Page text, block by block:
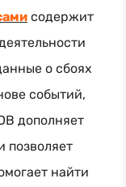
содержит
о сбоях
событий,
дополняет
позволяет
найти